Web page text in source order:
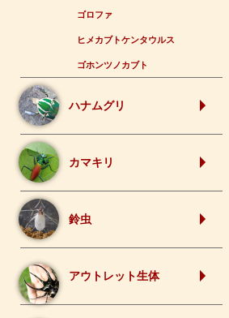
ゴロファ
ヒメカブトケンタウルス
ゴホンツノカブト
ハナムグリ
カマキリ
鈴虫
アウトレット生体